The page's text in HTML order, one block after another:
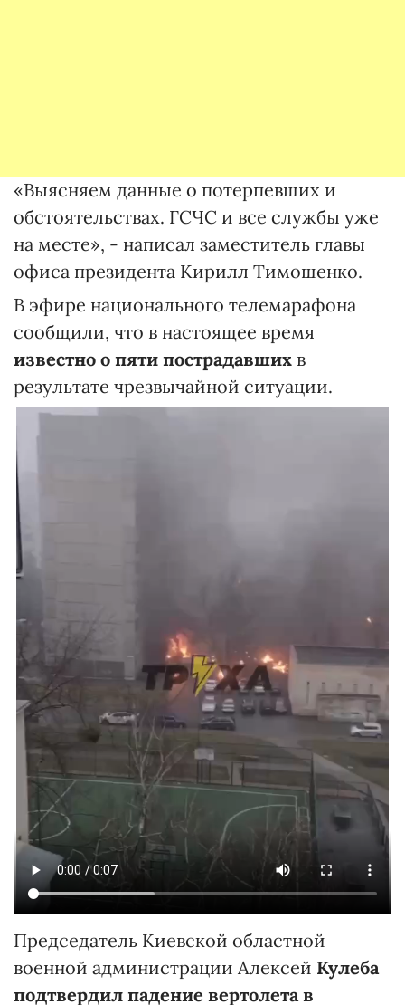
«Выясняем данные о потерпевших и
обстоятельствах. ГСЧС и все службы уже
на месте», - написал заместитель главы
офиса президента Кирилл Тимошенко.
В эфире национального телемарафона
сообщили, что в настоящее время
известно о пяти пострадавших в
результате чрезвычайной ситуации.
Председатель Киевской областной
военной администрации Алексей Кулеба
подтвердил падение вертолета в